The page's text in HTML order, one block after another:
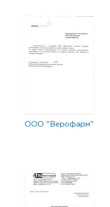
ООО "Верофарм"